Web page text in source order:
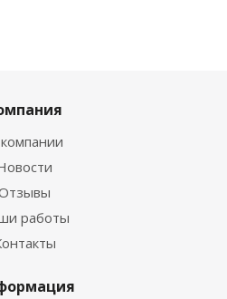
работы